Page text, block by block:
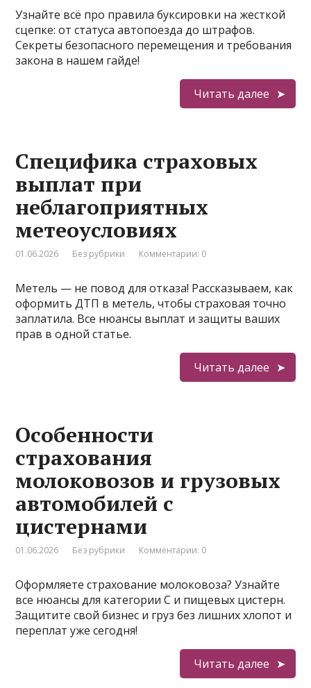
Узнайте всё про правила буксировки на жесткой
сцепке: от статуса автопоезда до штрафов.
Секреты безопасного перемещения и требования
закона в нашем гайде!
Читать далее
Специфика страховых
выплат при
неблагоприятных
метеоусловиях
01.06.2026 Без рубрики Комментарии: 0
Метель — не повод для отказа! Рассказываем, как
оформить ДТП в метель, чтобы страховая точно
заплатила. Все нюансы выплат и защиты ваших
прав в одной статье.
Читать далее
Особенности
страхования
молоковозов и грузовых
автомобилей с
цистернами
01.06.2026 Без рубрики Комментарии: 0
Оформляете страхование молоковоза? Узнайте
все нюансы для категории C и пищевых цистерн.
Защитите свой бизнес и груз без лишних хлопот и
переплат уже сегодня!
Читать далее